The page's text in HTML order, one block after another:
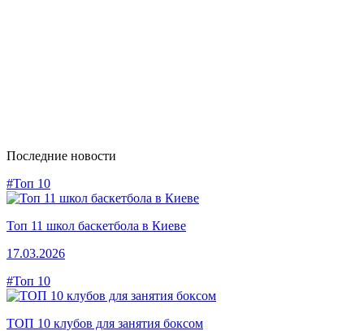
Последние новости
#Топ 10
Топ 11 школ баскетбола в Киеве
17.03.2026
#Топ 10
ТОП 10 клубов для занятия боксом